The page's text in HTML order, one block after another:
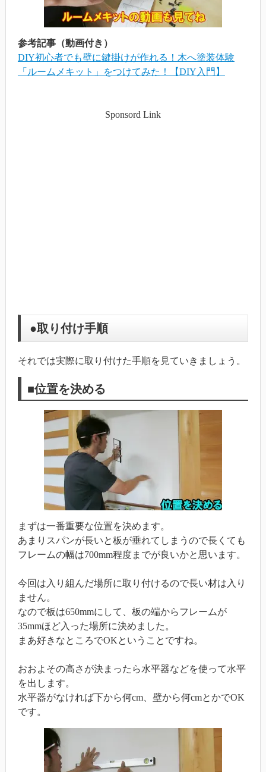
参考記事（動画付き）
DIY初心者でも壁に鍵掛けが作れる！木へ塗装体験
「ルームメキット」をつけてみた！【DIY入門】
Sponsord Link
●取り付け手順
それでは実際に取り付けた手順を見ていきましょう。
■位置を決める
まずは一番重要な位置を決めます。
あまりスパンが長いと板が垂れてしまうので長くても
フレームの幅は700mm程度までが良いかと思います。
今回は入り組んだ場所に取り付けるので長い材は入り
ません。
なので板は650mmにして、板の端からフレームが
35mmほど入った場所に決めました。
まあ好きなところでOKということですね。
おおよその高さが決まったら水平器などを使って水平
を出します。
水平器がなければ下から何cm、壁から何cmとかでOK
です。